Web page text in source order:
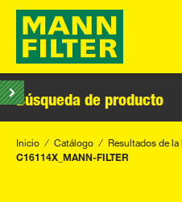
Búsqueda de producto
Inicio Catálogo Resultados de
C16114X_MANN-FILTER